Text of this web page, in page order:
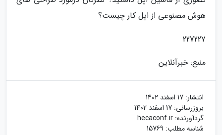
هوش مصنوعی از اپل کار چیست؟
227227
منبع: خبرآنلاین
انتشار: 17 اسفند 1402
بروزرسانی: 17 اسفند 1402
گردآورنده: hecaconf.ir
شناسه مطلب: 15769